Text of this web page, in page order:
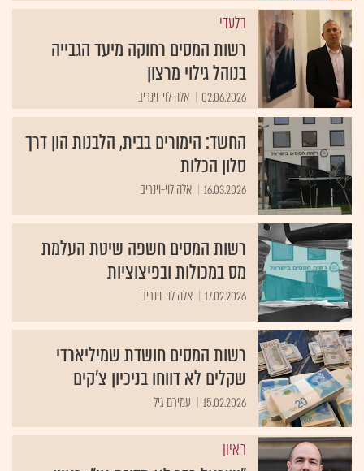
בלעדי
רשות המסים רחוקה מיעד הגבייה
בנוהל גילוי מרצון
02.06.2026 אלה לוי־וינריב
החשד: הימורים בבית, הלבנות הון דרך
סלון הכלות
16.03.2026 אלה לוי-וינריב
רשות המסים חשפה שיטת העלמת
מס במכולות ובפיצוציות
17.02.2026 אלה לוי-וינריב
רשות המסים חושדת שמיליארדי
שקלים לא דווחו בניכיון צ'קים
15.02.2026 עמירם גיל
ראיון